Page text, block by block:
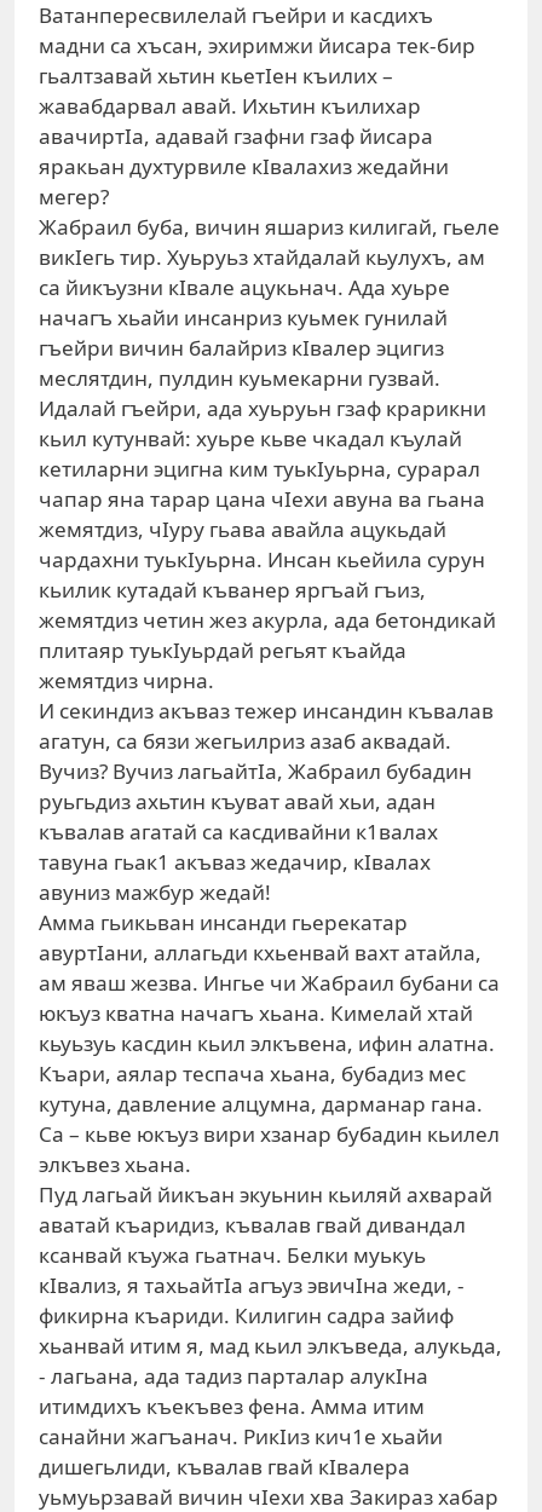
Ватанпересвилелай гъейри и касдихъ
мадни са хъсан, эхиримжи йисара тек-бир
гьалтзавай хьтин кьетIен къилих –
жавабдарвал авай. Ихьтин къилихар
авачиртIа, адавай гзафни гзаф йисара
яракьан духтурвиле кIвалахиз жедайни
мегер?
Жабраил буба, вичин яшариз килигай, гьеле
викIегь тир. Хуьруьз хтайдалай кьулухъ, ам
са йикъузни кIвале ацукьнач. Ада хуьре
начагъ хьайи инсанриз куьмек гунилай
гъейри вичин балайриз кIвалер эцигиз
меслятдин, пулдин куьмекарни гузвай.
Идалай гъейри, ада хуьруьн гзаф крарикни
кьил кутунвай: хуьре кьве чкадал къулай
кетиларни эцигна ким туькIуьрна, сурарал
чапар яна тарар цана чIехи авуна ва гьана
жемятдиз, чIуру гьава авайла ацукьдай
чардахни туькIуьрна. Инсан кьейила сурун
кьилик кутадай къванер яргъай гъиз,
жемятдиз четин жез акурла, ада бетондикай
плитаяр туькIуьрдай регьят къайда
жемятдиз чирна.
И секиндиз акъваз тежер инсандин къвалав
агатун, са бязи жегьилриз азаб аквадай.
Вучиз? Вучиз лагьайтIа, Жабраил бубадин
руьгьдиз ахьтин къуват авай хьи, адан
къвалав агатай са касдивайни к1валах
тавуна гьак1 акъваз жедачир, кIвалах
авуниз мажбур жедай!
Амма гьикьван инсанди гьерекатар
авуртIани, аллагьди кхьенвай вахт атайла,
ам яваш жезва. Ингье чи Жабраил бубани са
юкъуз кватна начагъ хьана. Кимелай хтай
кьуьзуь касдин кьил элкъвена, ифин алатна.
Къари, аялар теспача хьана, бубадиз мес
кутуна, давление алцумна, дарманар гана.
Са – кьве юкъуз вири хзанар бубадин кьилел
элкъвез хьана.
Пуд лагьай йикъан экуьнин кьиляй ахварай
аватай къаридиз, къвалав гвай дивандал
ксанвай къужа гьатнач. Белки муькуь
кIвализ, я тахьайтIа агъуз эвичIна жеди, -
фикирна къариди. Килигин садра зайиф
хьанвай итим я, мад кьил элкъведа, алукьда,
- лагьана, ада тадиз парталар алукIна
итимдихъ къекъвез фена. Амма итим
санайни жагъанач. РикIиз кич1е хьайи
дишегьлиди, къвалав гвай кIвалера
уьмуьрзавай вичин чIехи хва Закираз хабар